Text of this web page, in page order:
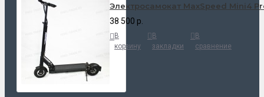
Электросамокат MaxSpeed Mini4
38 500 р.
В
корзину
В
закладки
В
сравнение